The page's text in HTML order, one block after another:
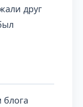
друг
блога